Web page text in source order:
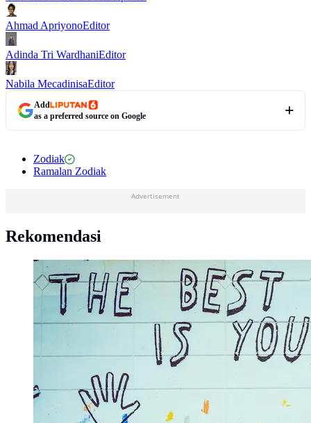
Ahmad ApriyonoEditor
Adinda Tri WardhaniEditor
Nabila MecadinisaEditor
Add
as a preferred source on Google
Zodiak
Ramalan Zodiak
Advertisement
Rekomendasi